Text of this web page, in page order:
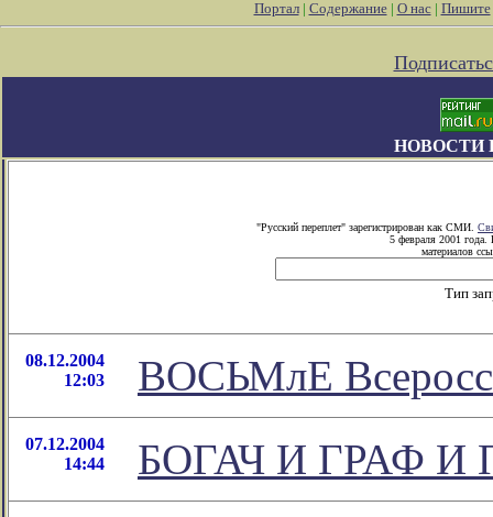
Портал| Содержание| О нас| Пишите
НОВОСТИ
"Русский переплет" зарегистрирован как СМИ.
5 февраля 2001 года.
материалов
Тип
08.12.2004
12:03
ВОСЬМлЕ
07.12.2004
14:44
БОГАЧ И ГРАФ